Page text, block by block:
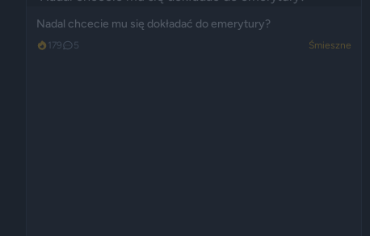
Nadal chcecie mu się dokładać do emerytury?
179 5 Śmieszne